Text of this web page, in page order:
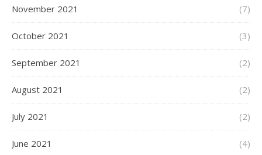
November 2021 (7)
October 2021 (3)
September 2021 (2)
August 2021 (2)
July 2021 (2)
June 2021 (4)